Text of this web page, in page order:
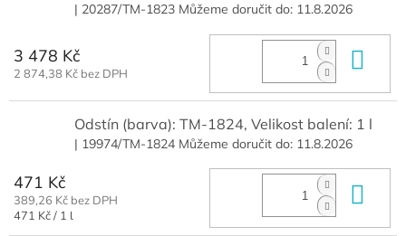
| 20287/TM-1823 Můžeme doručit do: 11.8.2026
3 478 Kč
2 874,38 Kč bez DPH
Odstín (barva): TM-1824, Velikost balení: 1 l
| 19974/TM-1824 Můžeme doručit do: 11.8.2026
471 Kč
389,26 Kč bez DPH
Měrná
471 Kč / 1 l